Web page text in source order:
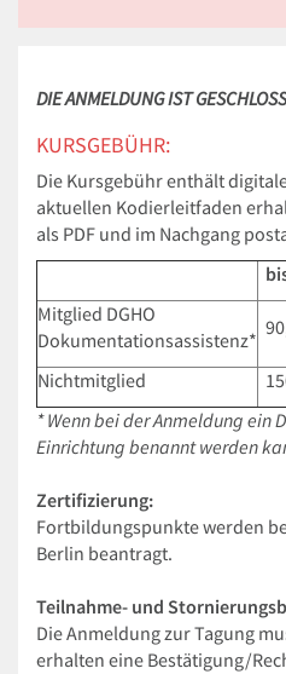
DIE ANMELDUNG IST
KURSGEBÜHR:
Die Kursgebühr enthält
aktuellen Kodierleitfaden
als PDF und im Nachgang
Mitglied DGHO
Dokumentationsassistenz*
Nichtmitglied
* Wenn bei der Anmeldung ein
Einrichtung benannt werden
Zertifizierung:
Fortbildungspunkte werden
Berlin beantragt.
Teilnahme- und
Die Anmeldung zur Tagung
erhalten eine Bestätigung/